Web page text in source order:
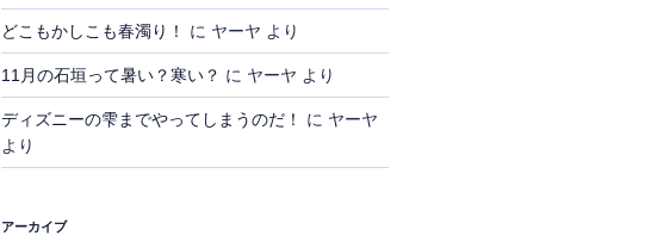
どこもかしこも春濁り！ に ヤーヤ より
11月の石垣って暑い？寒い？ に ヤーヤ より
ディズニーの雫までやってしまうのだ！ に ヤーヤ
より
アーカイブ